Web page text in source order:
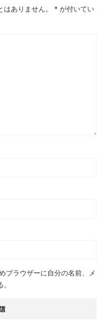
ありません。 * が付いてい
ブラウザーに自分の名前、メ